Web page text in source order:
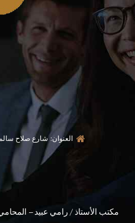
العنوان: شارع صلاح
مكتب الأستاذ / رامي عبيد –